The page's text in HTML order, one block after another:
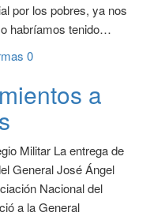
por los pobres, ya nos
habríamos tenido…
0
a
Militar La entrega de
General José Ángel
Nacional del
a la General